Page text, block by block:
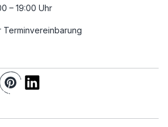
– 19:00 Uhr